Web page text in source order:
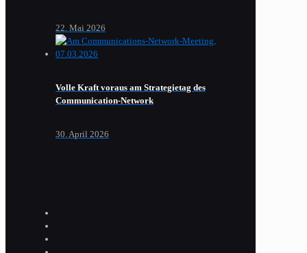
22. Mai 2026
Volle Kraft voraus am Strategietag des
Communication-Network
30. April 2026